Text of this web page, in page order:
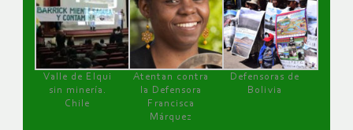
Valle de Elqui
sin minería.
Chile
Atentan contra
la Defensora
Francisca
Márquez
Defensoras de
Bolivia